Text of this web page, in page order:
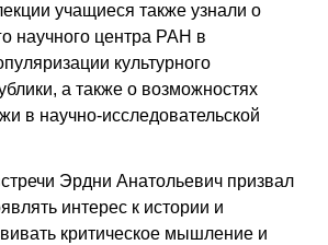
учащиеся также узнали о
научного центра РАН в
культурного
а также о возможностях
в научно-исследовательской
Эрдни Анатольевич призвал
интерес к истории и
критическое мышление и